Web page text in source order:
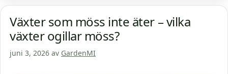
Växter som möss inte äter – vilka
växter ogillar möss?
juni 3, 2026 av GardenMI